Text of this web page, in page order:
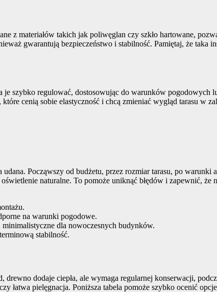
z materiałów takich jak poliwęglan czy szkło hartowane,
gwarantują bezpieczeństwo i stabilność. Pamiętaj, że taka
je szybko regulować, dostosowując do warunków pogodowych
cenią sobie elastyczność i chcą zmieniać wygląd tarasu w
Począwszy od budżetu, przez rozmiar tarasu, po warunki
naturalne. To pomoże uniknąć błędów i zapewnić, że
na warunki pogodowe.
dla nowoczesnych budynków.
stabilność.
dodaje ciepła, ale wymaga regularnej konserwacji,
łatwa pielęgnacja. Poniższa tabela pomoże szybko ocenić